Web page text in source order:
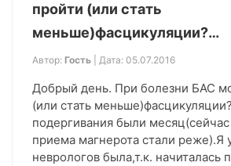
пройти (или стать
меньше)фасцикуляции?…
Автор: Гость | Дата: 05.07.2016
Добрый день. При болезни БАС
(или стать
подергивания были
приема магнерота стали реже).Я
неврологов была,т.к. начиталась